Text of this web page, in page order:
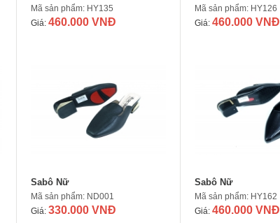
Mã sản phẩm: HY135
Giá: 460.000 VNĐ
Mã sản phẩm: HY126
Giá: 460.000 VNĐ
Sabô Nữ
Mã sản phẩm: ND001
Giá: 330.000 VNĐ
Sabô Nữ
Mã sản phẩm: HY162
Giá: 460.000 VNĐ